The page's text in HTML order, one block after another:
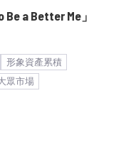
a Better Me」
形象資產累積
眾市場